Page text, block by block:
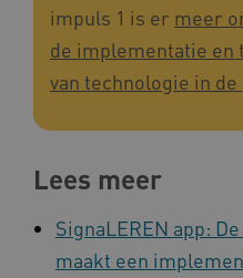
impuls 1 is er meer
de implementatie en
van technologie in
Lees meer
SignaLEREN app:
maakt een